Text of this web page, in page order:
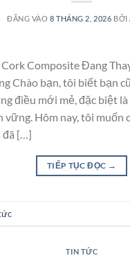
ĐĂNG VÀO 8 THÁNG 2, 2026 BỞI
Composite Đang
Chào bạn, tôi biết bạn
điều mới mẻ, đặc biệt
vững. Hôm nay, tôi muốn
đã […]
TIẾP TỤC ĐỌC →
TIN TỨC